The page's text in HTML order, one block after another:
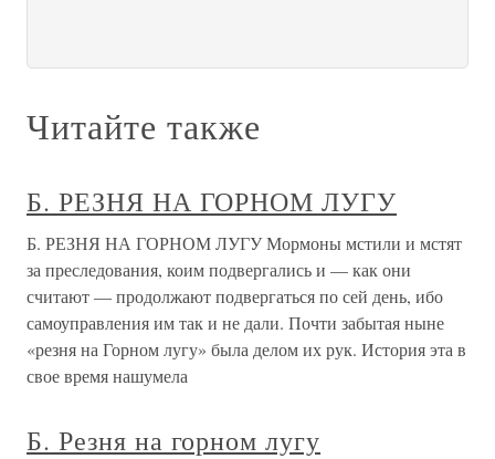
Читайте также
Б. РЕЗНЯ НА ГОРНОМ ЛУГУ
Б. РЕЗНЯ НА ГОРНОМ ЛУГУ Мормоны мстили и мстят
за преследования, коим подвергались и — как они
считают — продолжают подвергаться по сей день, ибо
самоуправления им так и не дали. Почти забытая ныне
«резня на Горном лугу» была делом их рук. История эта в
свое время нашумела
Б. Резня на горном лугу